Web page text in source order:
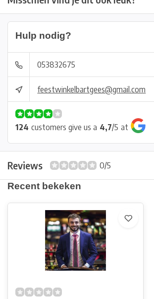
Hulp nodig?
053832675
feestwinkelbartgees@gmail.com
124 customers give us a 4,7/5 at
Reviews
0/5
Recent bekeken